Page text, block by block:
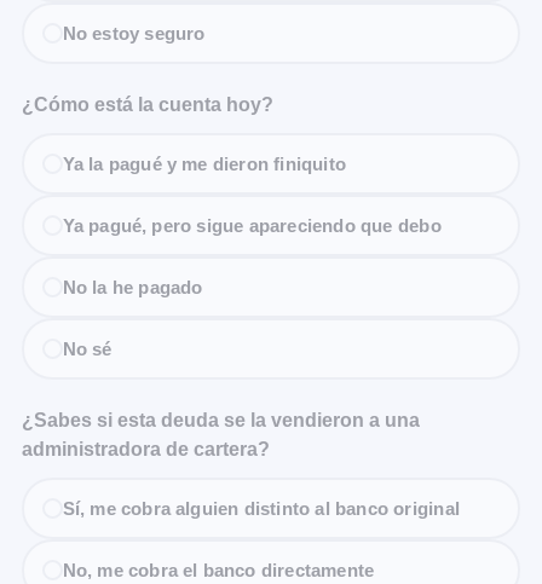
No estoy seguro
¿Cómo está la cuenta hoy?
Ya la pagué y me dieron finiquito
Ya pagué, pero sigue apareciendo que debo
No la he pagado
No sé
¿Sabes si esta deuda se la vendieron a una
administradora de cartera?
Sí, me cobra alguien distinto al banco original
No, me cobra el banco directamente